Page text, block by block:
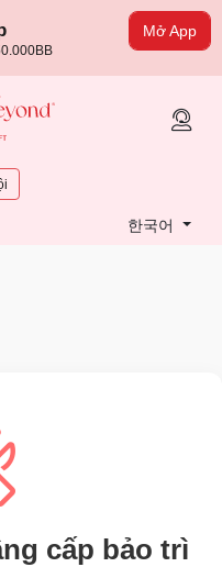
Mở App
한국어
cấp bảo trì